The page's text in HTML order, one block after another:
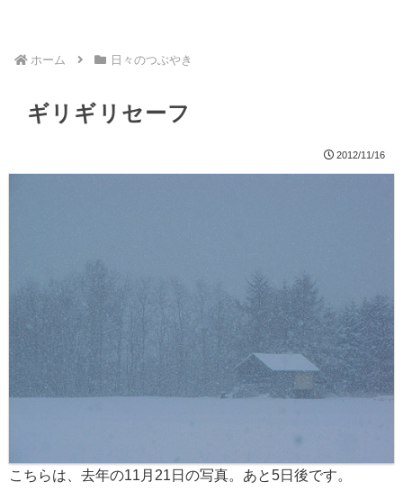
ホーム 日々のつぶやき
ギリギリセーフ
2012/11/16
こちらは、去年の11月21日の写真。あと5日後です。